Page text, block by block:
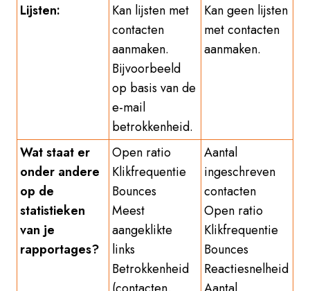
Lijsten:
Kan lijsten met
contacten
aanmaken.
Bijvoorbeeld
op basis van de
e-mail
betrokkenheid.
Kan geen lijsten
met contacten
aanmaken.
Wat staat er
onder andere
op de
statistieken
van je
rapportages?
Open ratio
Klikfrequentie
Bounces
Meest
aangeklikte
links
Betrokkenheid
Aantal
ingeschreven
contacten
Open ratio
Klikfrequentie
Bounces
Reactiesnelheid